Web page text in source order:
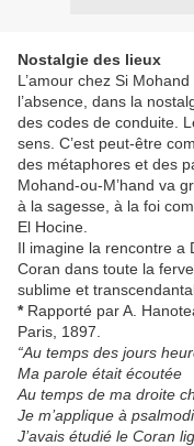
Nostalgie des lieux
L’amour chez Si
l’absence, dans la
des codes de conduite.
sens. C’est peut-être
des métaphores et des
Mohand-ou-M’hand va
à la sagesse, à la foi
El Hocine.
Il imagine la rencontre a
Coran dans toute la
sublime et
*Rapporté par A.
Paris, 1897.
“Au temps des jours
Ma parole était écoutée
Au temps de ma droite
Je m’applique à
J’avais étudié le Coran